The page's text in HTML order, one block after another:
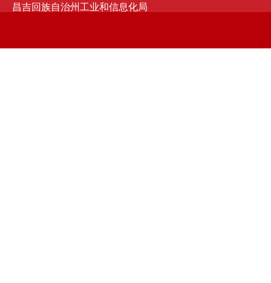
昌吉回族自治州工业和信息化局